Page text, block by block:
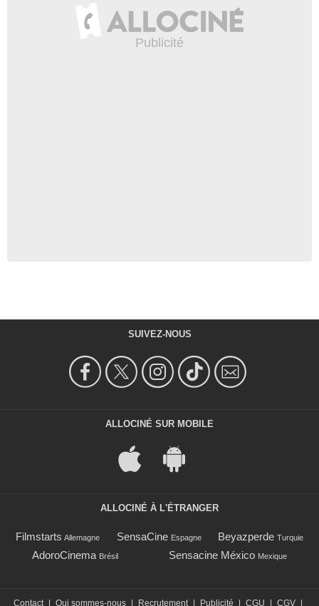
SUIVEZ-NOUS
ALLOCINÉ SUR MOBILE
ALLOCINÉ À L'ÉTRANGER
Filmstarts Allemagne SensaCine Espagne Beyazperde Turquie
AdoroCinema Brésil Sensacine México Mexique
Contact Qui sommes-nous Recrutement Publicité CGU CGV